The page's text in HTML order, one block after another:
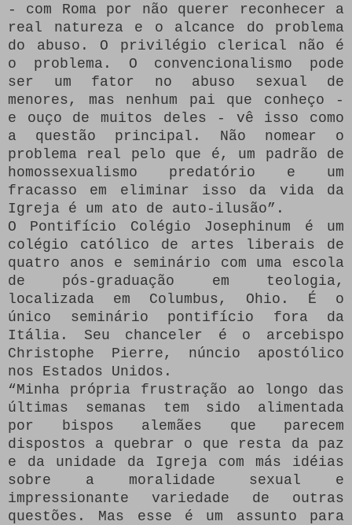
- com Roma por não querer reconhecer a
real natureza e o alcance do problema
do abuso.
O privilégio clerical não é
o problema. O convencionalismo pode
ser um fator no abuso sexual de
menores, mas nenhum pai que conheço -
e ouço de muitos deles - vê isso como
a questão principal.
Não nomear o
problema real pelo que é, um padrão de
homossexualismo predatório e um
fracasso em eliminar isso da vida da
Igreja é um ato de auto-ilusão”.
O Pontifício Colégio Josephinum é um
colégio católico de artes liberais de
quatro anos e seminário com uma escola
de pós-graduação em teologia,
localizada em Columbus, Ohio.
É o
único seminário pontifício fora da
Itália.
Seu chanceler é o arcebispo
Christophe Pierre, núncio apostólico
nos Estados Unidos.
“Minha própria frustração ao longo das
últimas semanas tem sido alimentada
por bispos alemães que parecem
dispostos a quebrar o que resta da paz
e da unidade da Igreja com más idéias
sobre a moralidade sexual e
impressionante variedade de outras
questões.
Mas esse é um assunto para